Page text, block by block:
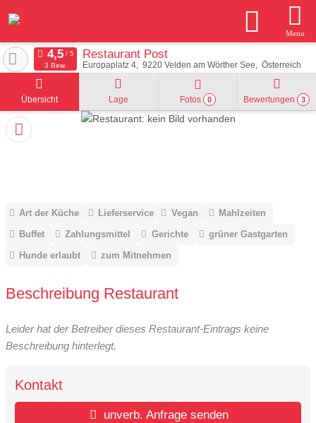
Menu
Restaurant Post
Europaplatz 4 9220 Velden am Wörther See Österreich
3 Bew.
Übersicht Lage Fotos 0 Bewertungen 3
Art der Küche Lieferservice Vegan
Mahlzeiten
Buffet
Zahlungsmittel Gerichte
grüner Gastgarten
Hunde erlaubt
zum Mitnehmen
Beschreibung Restaurant
Leider hat der Betreiber dieses Restaurant-Eintrags keine
Beschreibung hinterlegt.
Kontakt
unverb. Anfrage senden